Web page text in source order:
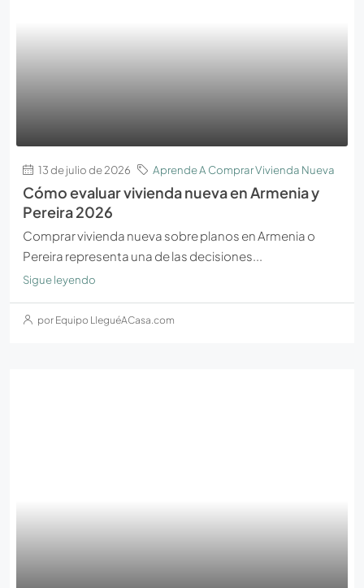
13 de julio de 2026 Aprende A Comprar Vivienda Nueva
Cómo evaluar vivienda nueva en Armenia y
Pereira 2026
Comprar vivienda nueva sobre planos en Armenia o
Pereira representa una de las decisiones...
Sigue leyendo
por Equipo LleguéACasa.com